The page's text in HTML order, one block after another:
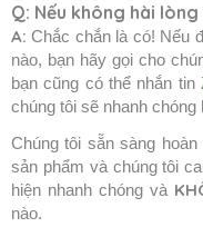
Q: Nếu không hài
A: Chắc chắn là có! Nếu
nào, bạn hãy gọi cho
bạn cũng có thể nhắn tin
chúng tôi sẽ nhanh chóng
Chúng tôi sẵn sàng hoàn
sản phẩm và chúng tôi
hiện nhanh chóng và
nào.